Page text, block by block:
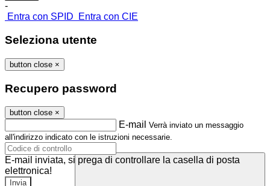
-
Entra con SPID
Entra con CIE
Seleziona utente
button close ×
Recupero password
button close ×
E-mail Verrà inviato un messaggio
all'indirizzo indicato con le istruzioni necessarie.
E-mail inviata, si prega di controllare la casella di posta
elettronica!